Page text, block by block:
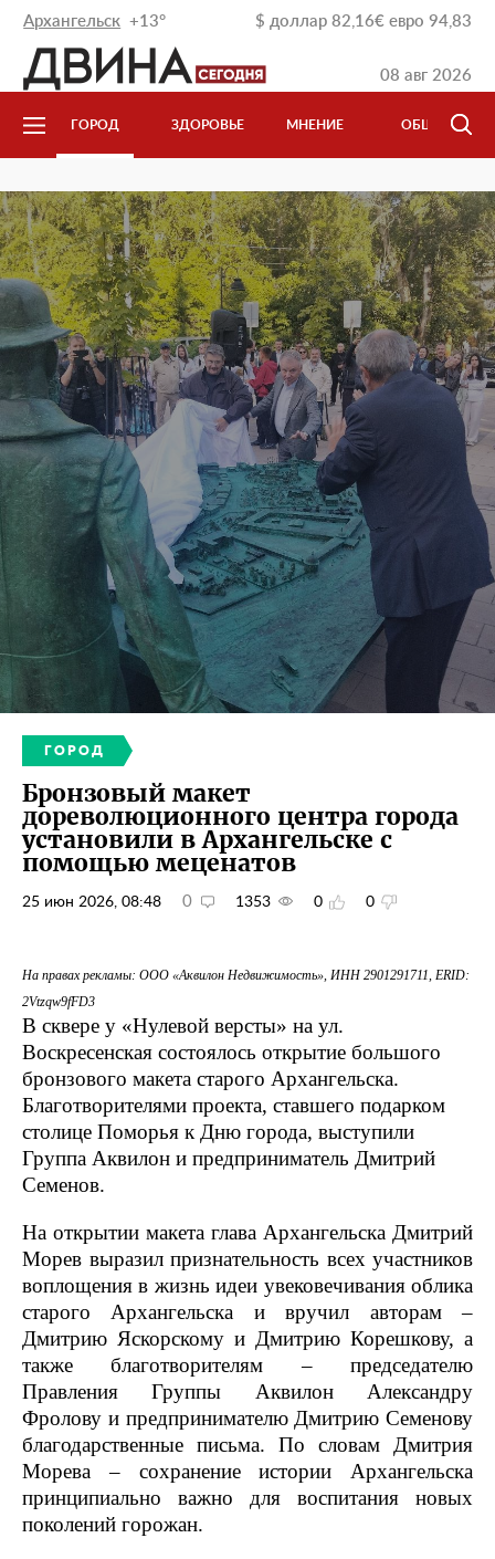
08 авг 2026
$ доллар 82,16€ евро 94,83
Архангельск +13°
ГОРОД ЗДОРОВЬЕ МНЕНИЕ ОБЩЕСТВО
ГОРОД
Бронзовый макет
дореволюционного центра города
установили в Архангельске с
помощью меценатов
25 июн 2026, 08:48 0 1353 0 0
На правах рекламы: ООО «Аквилон Недвижимость», ИНН 2901291711, ERID:
2Vtzqw9fFD3
В сквере у «Нулевой версты» на ул.
Воскресенская состоялось открытие большого
бронзового макета старого Архангельска.
Благотворителями проекта, ставшего подарком
столице Поморья к Дню города, выступили
Группа Аквилон и предприниматель Дмитрий
Семенов.
На открытии макета глава Архангельска Дмитрий
Морев выразил признательность всех участников
воплощения в жизнь идеи увековечивания облика
старого Архангельска и вручил авторам –
Дмитрию Яскорскому и Дмитрию Корешкову, а
также благотворителям – председателю
Правления Группы Аквилон Александру
Фролову и предпринимателю Дмитрию Семенову
благодарственные письма. По словам Дмитрия
Морева – сохранение истории Архангельска
принципиально важно для воспитания новых
поколений горожан.